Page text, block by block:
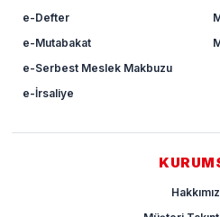
e-Defter
e-Mutabakat
e-Serbest Meslek Makbuzu
e-İrsaliye